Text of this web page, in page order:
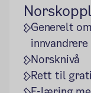
Generelt
Norsknivå
Rett til